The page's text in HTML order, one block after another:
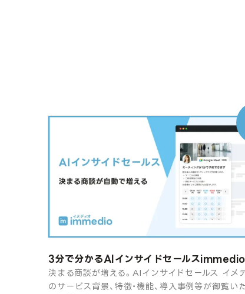
3分で分かるAIインサイドセールスimmedio
決まる商談が増える。AIインサイドセールス イメ
のサービス背景、特徴・機能、導入事例等が御覧い